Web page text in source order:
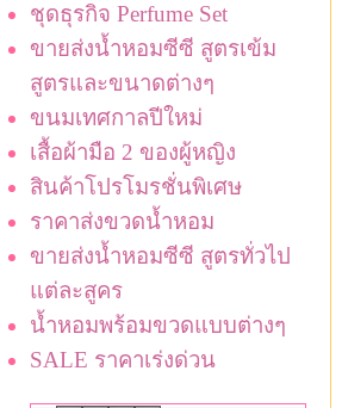
ชุดธุรกิจ Perfume Set
ขายส่งน้ำหอมซีซี สูตรเข้ม
สูตรและขนาดต่างๆ
ขนมเทศกาลปีใหม่
เสื้อผ้ามือ 2 ของผู้หญิง
สินค้าโปรโมรชั่นพิเศษ
ราคาส่งขวดน้ำหอม
ขายส่งน้ำหอมซีซี สูตรทั่วไป
แต่ละสูคร
น้ำหอมพร้อมขวดแบบต่างๆ
SALE ราคาเร่งด่วน